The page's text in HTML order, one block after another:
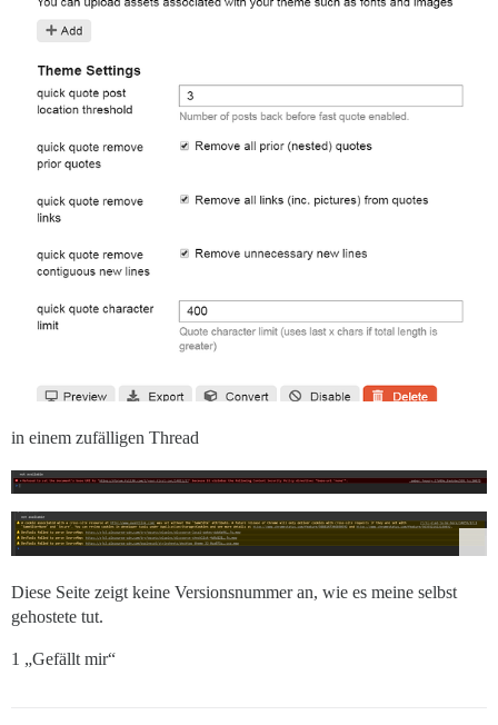
in einem zufälligen Thread
Diese Seite zeigt keine Versionsnummer an, wie es meine selbst
gehostete tut.
1 „Gefällt mir“